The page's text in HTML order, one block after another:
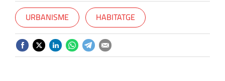
URBANISME HABITATGE